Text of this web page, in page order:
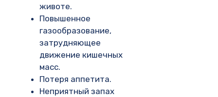
животе.
Повышенное
газообразование,
затрудняющее
движение кишечных
масс.
Потеря аппетита.
Неприятный запах